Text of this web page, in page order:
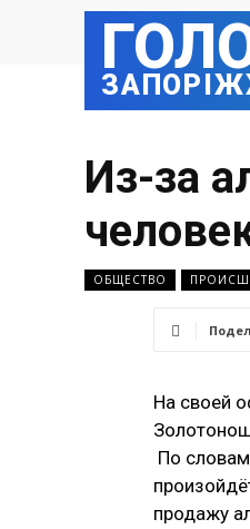
Из-за
ОБЩЕСТВО
На своей
По словам
продажу